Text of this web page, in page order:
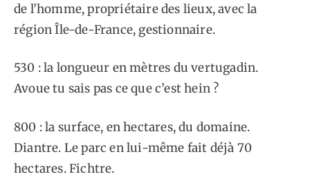
de l’homme, propriétaire des lieux, avec la
région Île-de-France, gestionnaire.
530 : la longueur en mètres du vertugadin.
Avoue tu sais pas ce que c’est hein ?
800 : la surface, en hectares, du domaine.
Diantre. Le parc en lui-même fait déjà 70
hectares. Fichtre.